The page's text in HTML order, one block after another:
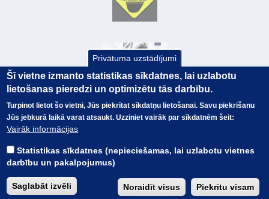
© Valsts kase 2017
Visas tiesības
EK GRĀMATVEDĪBAS KURSS
TERMINI
BUJ
PIEKĻŪSTAMĪBAS PAZIŅOJUMS
Privātuma uzstādījumi
Šī vietne izmanto statistikas sīkdatnes, lai uzlabotu
lietošanas pieredzi un optimizētu tās darbību.
Turpinot lietot šo vietni, Jūs piekrītat sīkdatņu lietošanai. Savu piekrišanu
Jūs jebkurā laikā varat atsaukt. Uzziniet vairāk par sīkdatnēm šeit:
Vairāk informācijas
Statistikas sīkdatnes (nepieciešamas, lai uzlabotu vietnes
darbību un pakalpojumus)
Saglabāt izvēli Noraidīt visus Piekrītu visam